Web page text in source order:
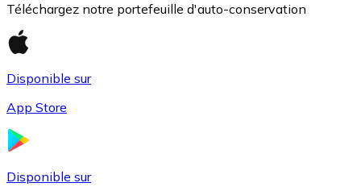
Téléchargez notre portefeuille d'auto-conservation
Disponible sur
App Store
Disponible sur